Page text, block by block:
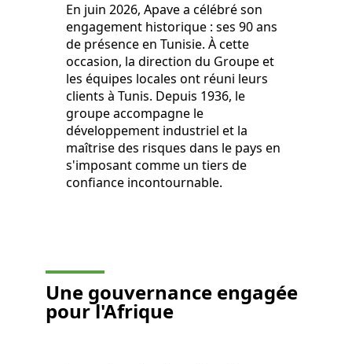
En juin 2026, Apave a célébré son
engagement historique : ses 90 ans
de présence en Tunisie. À cette
occasion, la direction du Groupe et
les équipes locales ont réuni leurs
clients à Tunis. Depuis 1936, le
groupe accompagne le
développement industriel et la
maîtrise des risques dans le pays en
s'imposant comme un tiers de
confiance incontournable.
Une gouvernance engagée
pour l'Afrique